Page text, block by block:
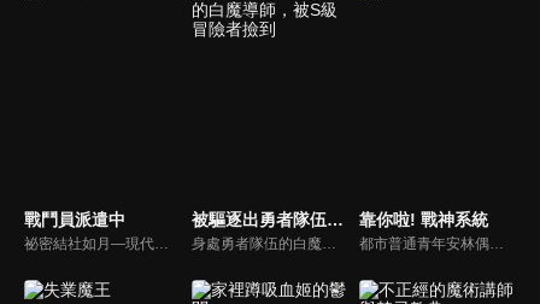
戰鬥員派遣中
祕密結社如月—現代地球上無人不知無人不曉的大企業，自稱邪惡組織並作惡多端，打倒英雄們，甚至達成征服世界的壯舉。然而，得手世界之後，就不再需要一大批戰鬥員了。為了解決裁員問題，如月的最高幹部們將宇宙視為新的侵略目標。「戰鬥員六號」與美少女型仿生機器人「如月愛麗絲」因此被派遣到環境跟地球接近的星球，然而當地的人卻正受到「魔王軍」的侵襲──
被驅逐出勇者隊伍的白魔導師，被S級冒險者撿到
身處勇者隊伍的白魔導師洛伊德，在某日被隊伍用「我們不需要實力不足的白魔導師」為理由剔除了。失去工作的洛伊德，偶然與一組正在尋找白魔導師的S級冒險者隊伍相遇了。然而就在某次任務中，洛伊德意外發現自己具有規格外的強大支援魔法……
靠你啦! 戰神系統
都市普通青年安林偶遇強大修行者，對方贈予他一套戰神系統，並把他送至靈界修練。初到靈界，資質平平的安林被辱為「最強關係戶」。為洗去污名，樂觀的安林在系統的幫助下，提高了修行功力，他還憑藉數次卓越表現，結交了一群出生入死的摯友，踏上了逆襲之路。